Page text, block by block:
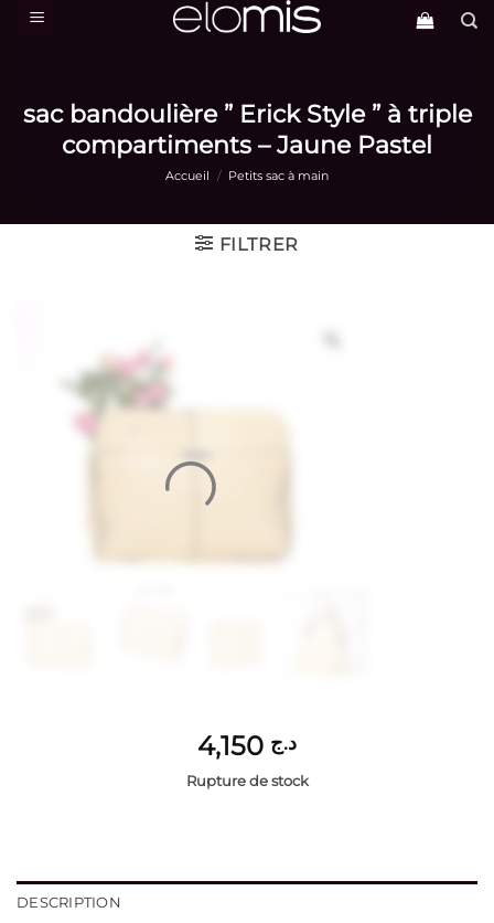
Passer
sac bandoulière ” Erick Style ” à triple
compartiments – Jaune Pastel
Accueil / Petits sac à main
FILTRER
د.ج
Rupture de stock
DESCRIPTION